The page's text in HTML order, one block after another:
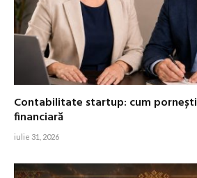
Contabilitate startup: cum
financiară
iulie 31, 2026